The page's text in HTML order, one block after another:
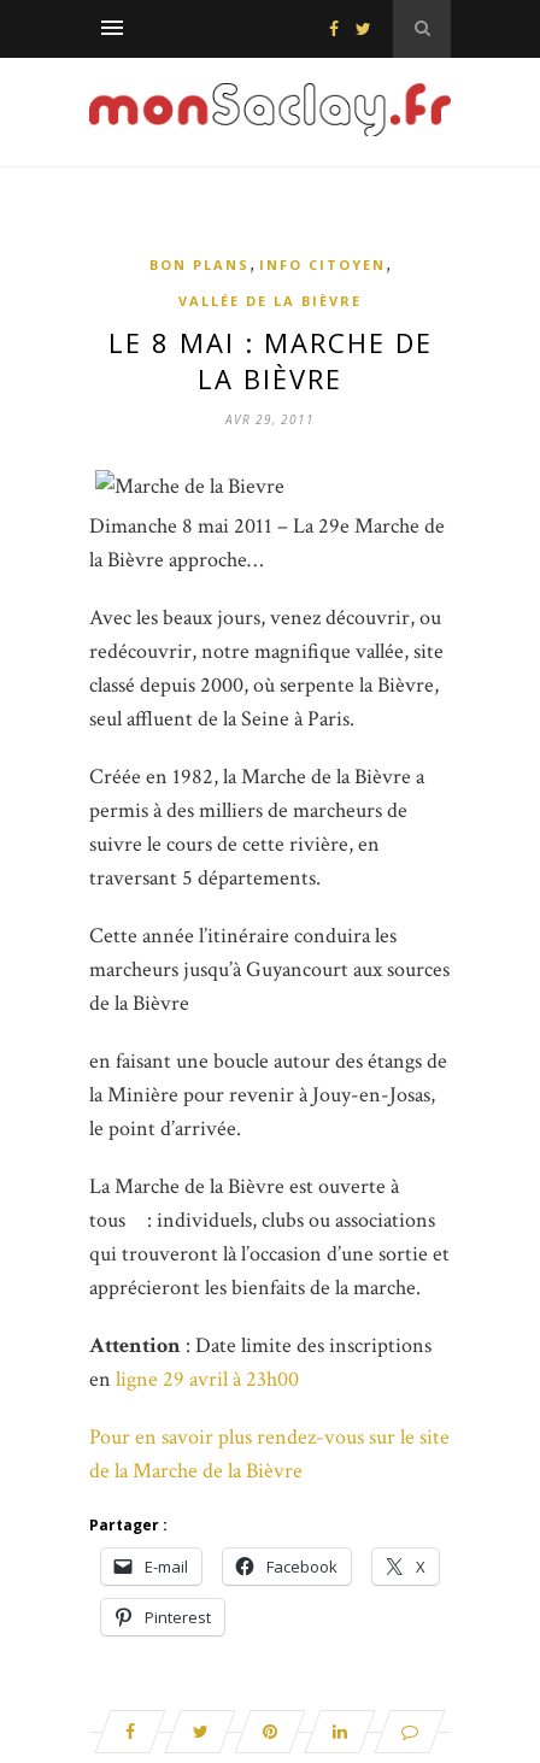
BON PLANS , INFO CITOYEN ,
VALLÉE DE LA BIÈVRE
LE 8 MAI : MARCHE DE
LA BIÈVRE
AVR 29, 2011
Dimanche 8 mai 2011 – La 29e Marche de
la Bièvre approche…
Avec les beaux jours, venez découvrir, ou
redécouvrir, notre magnifique vallée, site
classé depuis 2000, où serpente la Bièvre,
seul affluent de la Seine à Paris.
Créée en 1982, la Marche de la Bièvre a
permis à des milliers de marcheurs de
suivre le cours de cette rivière, en
traversant 5 départements.
Cette année l’itinéraire conduira les
marcheurs jusqu’à Guyancourt aux sources
de la Bièvre
en faisant une boucle autour des étangs de
la Minière pour revenir à Jouy-en-Josas,
le point d’arrivée.
La Marche de la Bièvre est ouverte à
tous : individuels, clubs ou associations
qui trouveront là l’occasion d’une sortie et
apprécieront les bienfaits de la marche.
Attention : Date limite des inscriptions
en ligne 29 avril à 23h00
Pour en savoir plus rendez-vous sur le site
de la Marche de la Bièvre
Partager :
E-mail Facebook X
Pinterest